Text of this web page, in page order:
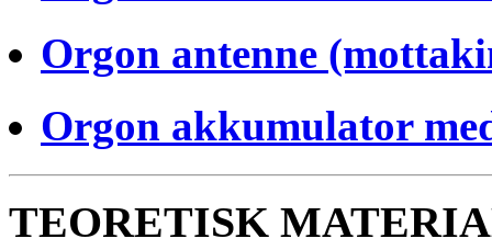
Orgon antenne
Orgon akkumulator
TEORETISK